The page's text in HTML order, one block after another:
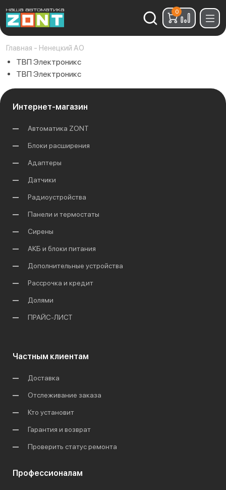
Найти:
0
Главная - Ненецкий АО
ТВП Электроникс
ТВП Электроникс
Интернет-магазин
Автоматика ZONT
Блоки расширения
Адаптеры
Датчики
Радиоустройства
Панели и термостаты
Сирены
АКБ и блоки питания
Дополнительные устройства
Рассрочка и кредит
Долями
ПРАЙС-ЛИСТ
Частным клиентам
Доставка
Отслеживание заказа
Кто установит
Гарантия и возврат
Проверить статус ремонта
Профессионалам